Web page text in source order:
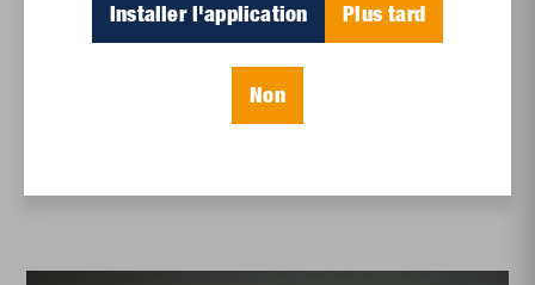
Installer l'application Plus tard
Non